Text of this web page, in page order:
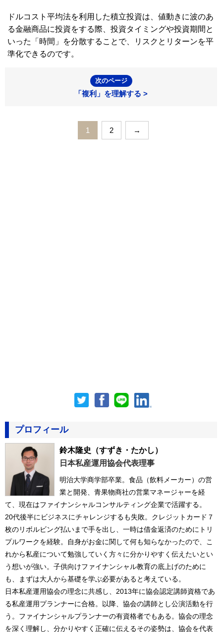
ドルコスト平均法を利用した積立投資は、値動きに波のあ
る金融商品に投資をする際、投資タイミングや投資期間と
いった「時間」を分散することで、リスクとリターンを平
準化できるのです。
次のページ
「複利」を理解する >
1 2 →
プロフィール
鈴木隆史
（すずき・たかし）
日本私産運用協会代表理事
明治大学商学部卒業。食品（飲料メーカー）の営
業と開発、青果物商社の営業マネージャーを経
て、現在はファイナンシャルコンサルティング企業で活躍する。
20代後半にビジネスにチャレンジするも失敗。クレジットカード７
枚のリボルビング払いまで手を出し、一時は借金返済のためにトリ
プルワークを経験。自身がお金に関して何も知らなかったので、こ
れから私産について勉強していく方々に分かりやすく伝えたいとい
う想いが強い。子供向けファイナンシャル教育の底上げのために
も、まずは大人から基礎を学ぶ必要があると考えている。
日本私産運用協会の理念に共感し、2013年に協会認定講師資格であ
る私産運用プランナーに合格。以降、協会の講師とし公演活動を行
う。ファイナンシャルプランナーの有資格者でもある。協会の理念
を深く理解し、分かりやすく正確に伝えるその姿勢は、協会を代表